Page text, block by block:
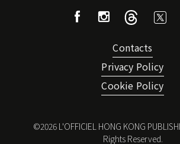
Contacts
Privacy Policy
Cookie Policy
©2026L'OFFICIEL HONG KONG
Rights Reserved.